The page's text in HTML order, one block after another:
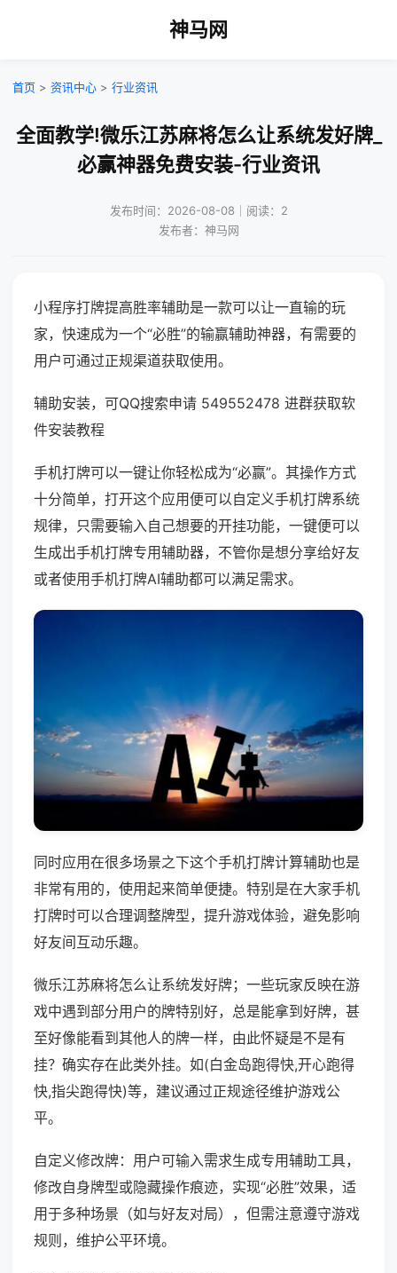
神马网
首页 > 资讯中心 > 行业资讯
全面教学!微乐江苏麻将怎么让系统发好牌_
必赢神器免费安装-行业资讯
发布时间：2026-08-08｜阅读：2
发布者：神马网
小程序打牌提高胜率辅助是一款可以让一直输的玩
家，快速成为一个“必胜”的输赢辅助神器，有需要的
用户可通过正规渠道获取使用。
辅助安装，可QQ搜索申请 549552478 进群获取软
件安装教程
手机打牌可以一键让你轻松成为“必赢”。其操作方式
十分简单，打开这个应用便可以自定义手机打牌系统
规律，只需要输入自己想要的开挂功能，一键便可以
生成出手机打牌专用辅助器，不管你是想分享给好友
或者使用手机打牌AI辅助都可以满足需求。
同时应用在很多场景之下这个手机打牌计算辅助也是
非常有用的，使用起来简单便捷。特别是在大家手机
打牌时可以合理调整牌型，提升游戏体验，避免影响
好友间互动乐趣。
微乐江苏麻将怎么让系统发好牌；一些玩家反映在游
戏中遇到部分用户的牌特别好，总是能拿到好牌，甚
至好像能看到其他人的牌一样，由此怀疑是不是有
挂？确实存在此类外挂。如(白金岛跑得快,开心跑得
快,指尖跑得快)等，建议通过正规途径维护游戏公
平。
自定义修改牌：用户可输入需求生成专用辅助工具，
修改自身牌型或隐藏操作痕迹，实现“必胜”效果，适
用于多种场景（如与好友对局），但需注意遵守游戏
规则，维护公平环境。